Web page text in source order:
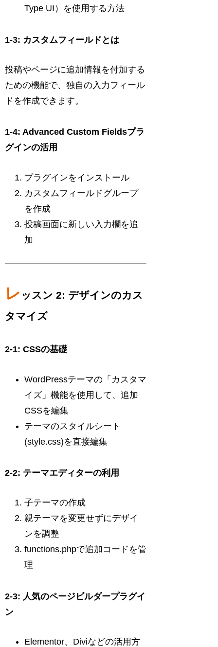
Type UI）を使用する方法
1-3: カスタムフィールドとは
投稿やページに追加情報を付加する
ための機能で、独自の入力フィール
ドを作成できます。
1-4: Advanced Custom Fieldsプラ
グインの活用
プラグインをインストール
カスタムフィールドグループ
を作成
投稿画面に新しい入力欄を追
加
レ ッスン 2: デザインのカス
タマイズ
2-1: CSSの基礎
WordPressテーマの「カスタマ
イズ」機能を使用して、追加
CSSを編集
テーマのスタイルシート
(style.css)を直接編集
2-2: テーマエディターの利用
子テーマの作成
親テーマを変更せずにデザイ
ンを調整
functions.phpで追加コードを管
理
2-3: 人気のページビルダープラグイ
ン
Elementor、Diviなどの活用方